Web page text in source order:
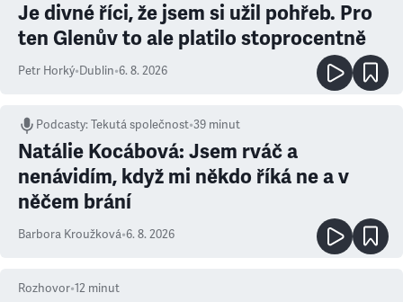
Je divné říci, že jsem si užil pohřeb. Pro
ten Glenův to ale platilo stoprocentně
Petr Horký•Dublin•6. 8. 2026
Podcasty:Tekutá společnost•39 minut
Natálie Kocábová: Jsem rváč a
nenávidím, když mi někdo říká ne a v
něčem brání
Barbora Kroužková•6. 8. 2026
Rozhovor•12 minut